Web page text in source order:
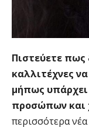
Πιστεύετε πως
καλλιτέχνες
μήπως
προσώπων και
περισσότερα